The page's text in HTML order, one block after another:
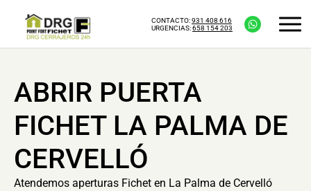
CONTACTO:931 408 616
URGENCIAS:658 154 203
ABRIR PUERTA
FICHET LA PALMA DE
CERVELLÓ
Atendemos aperturas Fichet en La Palma de Cervelló